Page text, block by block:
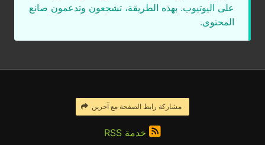
على اليوتيوب. بهذه الطريقة، تشجعون وتدعمون صانع
المحتوى.
مشاركة رابط الصفحة مع آخرين
خدمة RSS